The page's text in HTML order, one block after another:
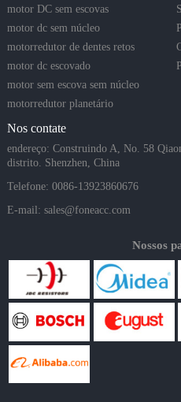
motor DC sem escovas
motor dc sem núcleo
motorredutor de dentes retos
motor dc escovado
motor sem escova sem núcleo
motorredutor planetário
Nos contate
endereço: Construindo A, No. 58
distrito. Shenzhen, China
Telefone: 0086-13923860676
E-mail: sales@foneacc.com
Nossos